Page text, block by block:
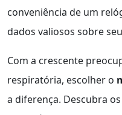
conveniência de um
dados valiosos sobre
Com a crescente
respiratória, escolher o
a diferença. Descubra os